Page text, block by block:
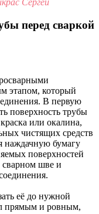
перед сваркой
этапом, который
В первую
поверхность трубы
или окалина,
чистящих средств
наждачную бумагу
поверхностей
сварном шве и
её до нужной
прямым и ровным,